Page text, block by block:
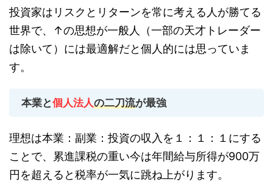
投資家はリスクとリターンを常に考える人が勝てる
世界で、↑の思想が一般人（一部の天才トレーダー
は除いて）には最適解だと個人的には思っていま
す。
本業と個人法人の二刀流が最強
理想は本業：副業：投資の収入を１：１：１にする
ことで、累進課税の重い今は年間給与所得が900万
円を超えると税率が一気に跳ね上がります。